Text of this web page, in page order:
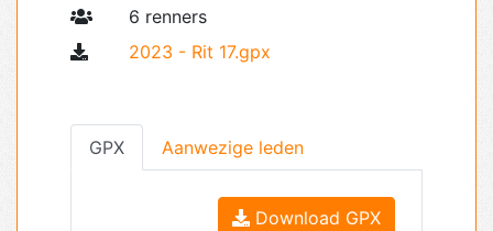
6 renners
2023 - Rit 17.gpx
GPX Aanwezige leden
Download GPX